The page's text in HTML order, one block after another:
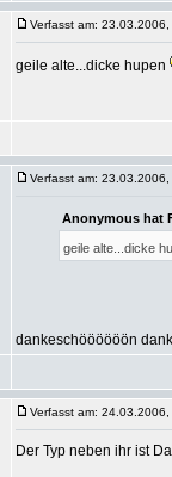
Verfasst am:
geile alte...dicke hupen
Verfasst am:
Anonymous hat
geile alte...dicke
dankeschöööööön
Verfasst am:
Der Typ neben ihr ist